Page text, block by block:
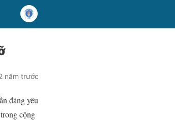
năm trước
đáng yêu
cộng